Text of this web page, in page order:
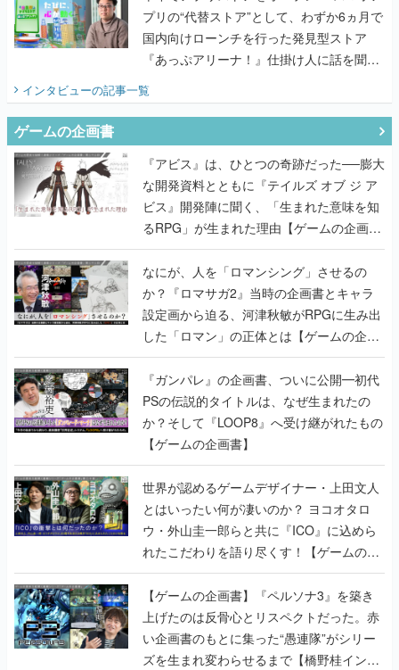
プリの“代替ストア”として、わずか6ヵ月で
国内向けローンチを行った発見型ストア
『あっぷアリーナ！』仕掛け人に話を聞い
インタビューの記事一覧
ゲームの企画書
『アビス』は、ひとつの奇跡だった──膨大
な開発資料とともに『テイルズ オブ ジ ア
ビス』開発陣に聞く、「生まれた意味を知
るRPG」が生まれた理由【ゲームの企画
書】
なにが、人を「ロマンシング」させるの
か？『ロマサガ2』当時の企画書とキャラ
設定画から迫る、河津秋敏がRPGに生み出
した「ロマン」の正体とは【ゲームの企画
書】
『ガンパレ』の企画書、ついに公開━初代
PSの伝説的タイトルは、なぜ生まれたの
か？そして『LOOP8』へ受け継がれたもの
【ゲームの企画書】
世界が認めるゲームデザイナー・上田文人
とはいったい何が凄いのか？ ヨコオタロ
ウ・外山圭一郎らと共に『ICO』に込めら
れたこだわりを語り尽くす！【ゲームの企
画書】
【ゲームの企画書】『ペルソナ3』を築き
上げたのは反骨心とリスペクトだった。赤
い企画書のもとに集った“愚連隊”がシリー
ズを生まれ変わらせるまで【橋野桂インタ